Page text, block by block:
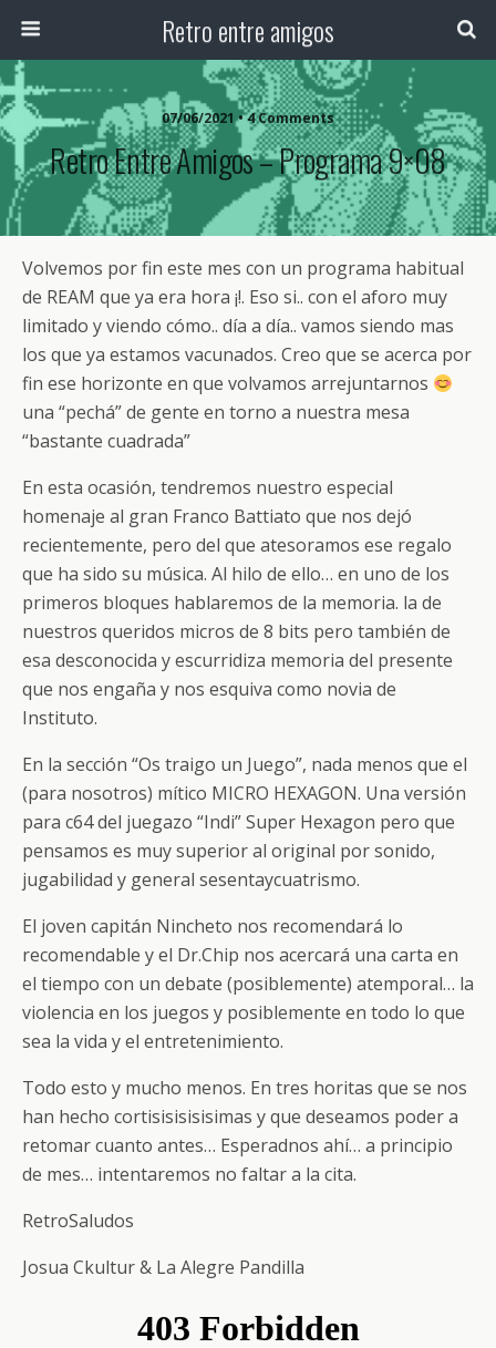
Retro entre amigos
07/06/2021 • 4 Comments
Retro Entre Amigos – Programa 9×08
Volvemos por fin este mes con un programa habitual
de REAM que ya era hora ¡!. Eso si.. con el aforo muy
limitado y viendo cómo.. día a día.. vamos siendo mas
los que ya estamos vacunados. Creo que se acerca por
fin ese horizonte en que volvamos arrejuntarnos
una “pechá” de gente en torno a nuestra mesa
“bastante cuadrada”
En esta ocasión, tendremos nuestro especial
homenaje al gran Franco Battiato que nos dejó
recientemente, pero del que atesoramos ese regalo
que ha sido su música. Al hilo de ello… en uno de los
primeros bloques hablaremos de la memoria. la de
nuestros queridos micros de 8 bits pero también de
esa desconocida y escurridiza memoria del presente
que nos engaña y nos esquiva como novia de
Instituto.
En la sección “Os traigo un Juego”, nada menos que el
(para nosotros) mítico MICRO HEXAGON. Una versión
para c64 del juegazo “Indi” Super Hexagon pero que
pensamos es muy superior al original por sonido,
jugabilidad y general sesentaycuatrismo.
El joven capitán Nincheto nos recomendará lo
recomendable y el Dr.Chip nos acercará una carta en
el tiempo con un debate (posiblemente) atemporal… la
violencia en los juegos y posiblemente en todo lo que
sea la vida y el entretenimiento.
Todo esto y mucho menos. En tres horitas que se nos
han hecho cortisisisisisimas y que deseamos poder a
retomar cuanto antes… Esperadnos ahí… a principio
de mes… intentaremos no faltar a la cita.
RetroSaludos
Josua Ckultur & La Alegre Pandilla